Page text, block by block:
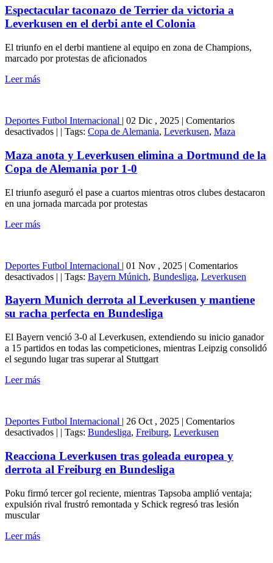
taconazo
Terrier
victoria
a
ante
el
Colonia
Espectacular taconazo de Terrier da victoria a
Leverkusen en el derbi ante el Colonia
El triunfo en el derbi mantiene al equipo en zona de Champions,
marcado por protestas de aficionados
Leer más
Deportes Futbol Internacional | 02 Dic , 2025 | Comentarios
desactivadosen
anota
y
Leverkusen
a
Dortmund
Alemania
por
1-
0
| | Tags: Copa de Alemania, Leverkusen, Maza
Maza anota y Leverkusen elimina a Dortmund de la
Copa de Alemania por 1-0
El triunfo aseguró el pase a cuartos mientras otros clubes destacaron
en una jornada marcada por protestas
Leer más
Deportes Futbol Internacional | 01 Nov , 2025 | Comentarios
desactivadosen
Munich
derrota
al
Leverkusen
y
mantiene
su
| | Tags: Bayern Múnich, Bundesliga, Leverkusen
Bayern Munich derrota al Leverkusen y mantiene
su racha perfecta en Bundesliga
El Bayern venció 3-0 al Leverkusen, extendiendo su inicio ganador
a 15 partidos en todas las competiciones, mientras Leipzig consolidó
el segundo lugar tras superar al Stuttgart
Leer más
Deportes Futbol Internacional | 26 Oct , 2025 | Comentarios
desactivadosen
Leverkusen
tras
goleada
y
derrota
| | Tags: Bundesliga, Freiburg, Leverkusen
Reacciona Leverkusen tras goleada europea y
derrota al Freiburg en Bundesliga
Poku firmó tercer gol reciente, mientras Tapsoba amplió ventaja;
expulsión rival frustró remontada y Schick regresó tras lesión
muscular
Leer más